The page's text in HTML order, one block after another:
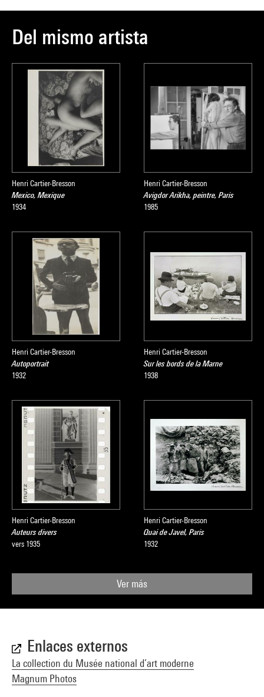
Del mismo artista
Henri Cartier-Bresson
Mexico, Mexique
1934
Henri Cartier-Bresson
Avigdor Arikha, peintre, Paris
1985
Henri Cartier-Bresson
Autoportrait
1932
Henri Cartier-Bresson
Sur les bords de la Marne
1938
Henri Cartier-Bresson
Auteurs divers
vers 1935
Henri Cartier-Bresson
Quai de Javel, Paris
1932
Ver más
Enlaces externos
La collection du Musée national d’art moderne
Magnum Photos